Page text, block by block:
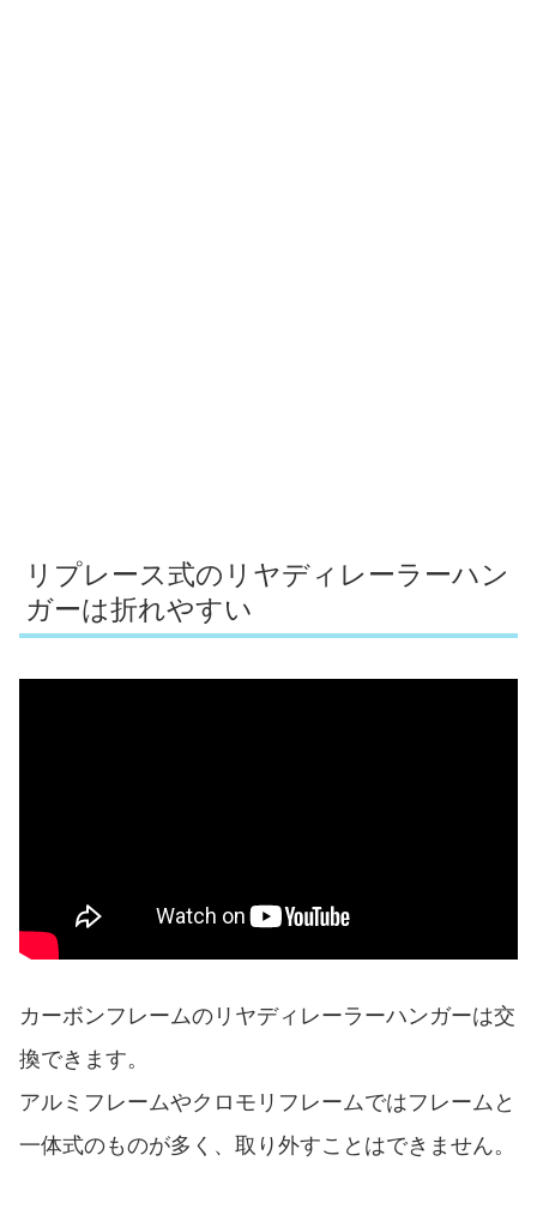
リプレース式のリヤディレーラーハン
ガーは折れやすい
カーボンフレームのリヤディレーラーハンガーは交
換できます。
アルミフレームやクロモリフレームではフレームと
一体式のものが多く、取り外すことはできません。